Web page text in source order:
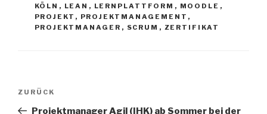
KÖLN , LEAN , LERNPLATTFORM , MOODLE ,
PROJEKT , PROJEKTMANAGEMENT ,
PROJEKTMANAGER , SCRUM , ZERTIFIKAT
Beitrags-
Vorheriger
Beitrag
ZURÜCK
Projektmanager Agil (IHK) ab Sommer bei der